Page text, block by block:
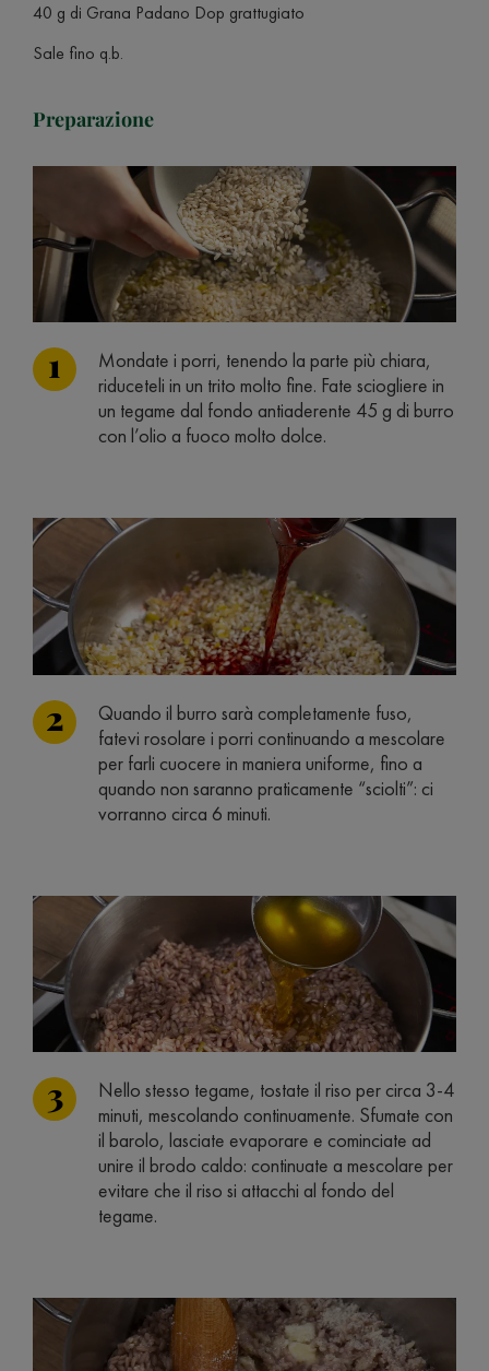
40 g di Grana Padano Dop grattugiato
Sale fino q.b.
Preparazione
Mondate i porri, tenendo la parte più chiara,
riduceteli in un trito molto fine. Fate sciogliere in
un tegame dal fondo antiaderente 45 g di burro
con l’olio a fuoco molto dolce.
Quando il burro sarà completamente fuso,
fatevi rosolare i porri continuando a mescolare
per farli cuocere in maniera uniforme, fino a
quando non saranno praticamente “sciolti”: ci
vorranno circa 6 minuti.
Nello stesso tegame, tostate il riso per circa 3-4
minuti, mescolando continuamente. Sfumate con
il barolo, lasciate evaporare e cominciate ad
unire il brodo caldo: continuate a mescolare per
evitare che il riso si attacchi al fondo del
tegame.